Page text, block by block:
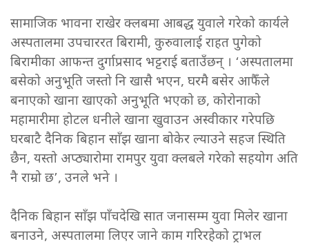
सामाजिक भावना राखेर क्लबमा आबद्ध युवाले गरेको कार्यले
अस्पतालमा उपचाररत बिरामी, कुरुवालाई राहत पुगेको
बिरामीका आफन्त दुर्गाप्रसाद भट्टराई बताउँछन् । ‘अस्पतालमा
बसेको अनुभूति जस्तो नि खासै भएन, घरमै बसेर आफैँले
बनाएको खाना खाएको अनुभूति भएको छ, कोरोनाको
महामारीमा होटल धनीले खाना खुवाउन अस्वीकार गरेपछि
घरबाटै दैनिक बिहान साँझ खाना बोकेर ल्याउने सहज स्थिति
छैन, यस्तो अप्ठ्यारोमा रामपुर युवा क्लबले गरेको सहयोग अति
नै राम्रो छ’, उनले भने ।
दैनिक बिहान साँझ पाँचदेखि सात जनासम्म युवा मिलेर खाना
बनाउने, अस्पतालमा लिएर जाने काम गरिरहेको ट्राभल